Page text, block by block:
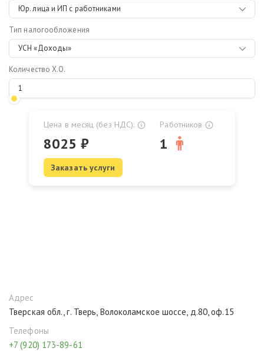
Юр. лица и ИП с работниками
Тип налогообложения
УСН «Доходы»
Количество Х.О.
Цена в месяц (без НДС):
8025 ₽
Работников
1
Заказать услуги
Адрес
Тверская обл., г. Тверь, Волоколамское шоссе, д.80, оф.15
Телефоны
+7 (920) 173-89-61